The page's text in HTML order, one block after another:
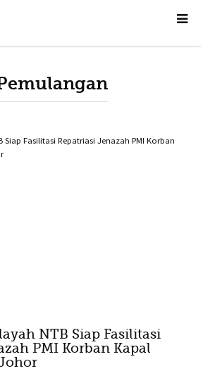
NTB Siap Fasilitasi
PMI Korban Kapal